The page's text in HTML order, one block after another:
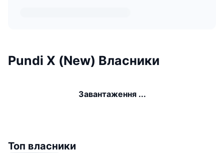
Pundi X (New) Власники
Завантаження ...
Топ власники